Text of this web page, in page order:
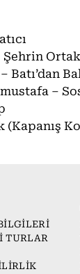
Şehrin
Batı’dan
–
(Kapanış
TURLAR